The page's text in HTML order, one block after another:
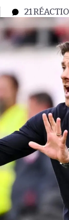
21